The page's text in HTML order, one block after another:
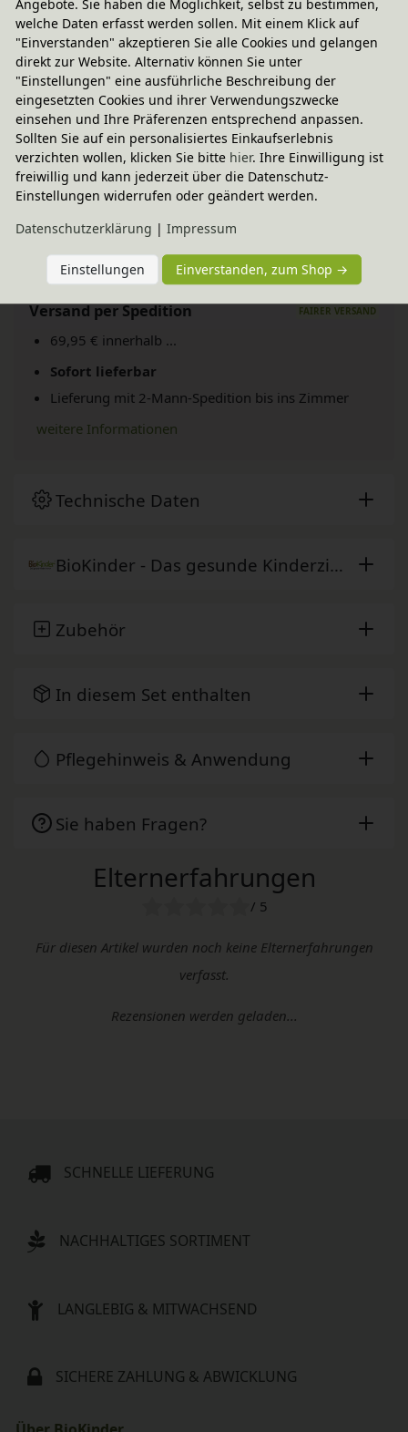
Kiefernholz (weiß und bunt lasiert) gefertigt. Veredelt
mit bioola® nature Öl bzw. bioola® Lasur aus
natürlichen Materialien.
Versand per Spedition
69,95 € innerhalb ...
Sofort lieferbar
Lieferung mit 2-Mann-Spedition bis ins Zimmer
weitere Informationen
Technische Daten
BioKinder - Das gesunde Kinderzimmer
Zubehör
In diesem Set enthalten
Pflegehinweis & Anwendung
Sie haben Fragen?
Elternerfahrungen
/ 5
Für diesen Artikel wurden noch keine Elternerfahrungen
verfasst.
Rezensionen werden geladen...
SCHNELLE LIEFERUNG
NACHHALTIGES SORTIMENT
LANGLEBIG & MITWACHSEND
SICHERE ZAHLUNG & ABWICKLUNG
Angebote. Sie haben die Möglichkeit, selbst zu bestimmen,
welche Daten erfasst werden sollen. Mit einem Klick auf
"Einverstanden" akzeptieren Sie alle Cookies und gelangen
direkt zur Website. Alternativ können Sie unter
"Einstellungen" eine ausführliche Beschreibung der
eingesetzten Cookies und ihrer Verwendungszwecke
einsehen und Ihre Präferenzen entsprechend anpassen.
Sollten Sie auf ein personalisiertes Einkaufserlebnis
verzichten wollen, klicken Sie bitte hier. Ihre Einwilligung ist
freiwillig und kann jederzeit über die Datenschutz-
Einstellungen widerrufen oder geändert werden.
Daten­schutz­erklärung | Impressum
Einstellungen Einverstanden, zum Shop →